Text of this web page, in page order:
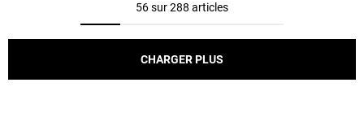
56 sur 288 articles
CHARGER PLUS